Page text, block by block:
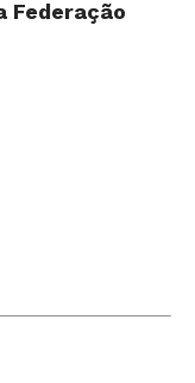
Federação